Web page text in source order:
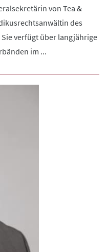
von Tea &
des
Sie verfügt über langjährige
im ...